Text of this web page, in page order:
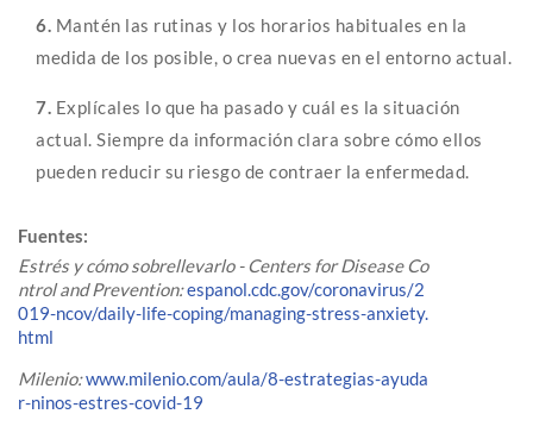
6. Mantén las rutinas y los horarios habituales en la
medida de los posible, o crea nuevas en el entorno actual.
7. Explícales lo que ha pasado y cuál es la situación
actual. Siempre da información clara sobre cómo ellos
pueden reducir su riesgo de contraer la enfermedad.
Fuentes:
Estrés y cómo sobrellevarlo - Centers for Disease Co
ntrol and Prevention:espanol.cdc.gov/coronavirus/2
019-ncov/daily-life-coping/managing-stress-anxiety.
html
Milenio:www.milenio.com/aula/8-estrategias-ayuda
r-ninos-estres-covid-19